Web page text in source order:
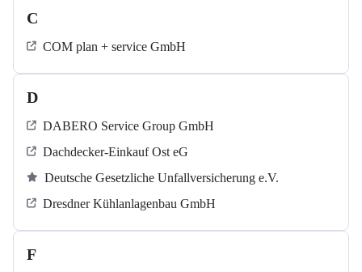
C
COM plan + service GmbH
D
DABERO Service Group GmbH
Dachdecker-Einkauf Ost eG
Deutsche Gesetzliche Unfallversicherung e.V.
Dresdner Kühlanlagenbau GmbH
F